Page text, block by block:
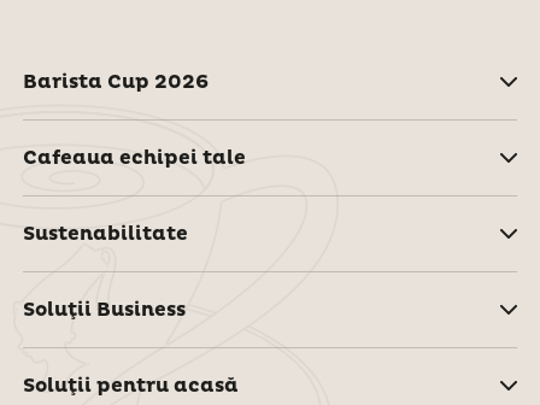
Barista Cup 2026
Cafeaua echipei tale
Sustenabilitate
Soluţii Business
Soluţii pentru acasă